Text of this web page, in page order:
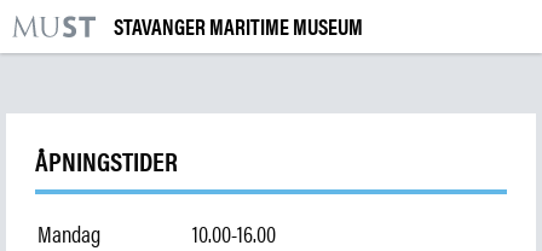
KR
M
ARRANGEMENTER
STAVANGER MARITIME MUSEUM
ÅPNINGSTIDER
Mandag
10.00-16.00